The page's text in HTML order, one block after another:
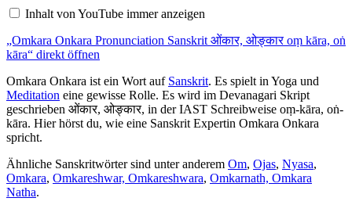
ओंकार,
oṃ
kāra,
kāra“
von
YouTube
anzeigen
Inhalt von YouTube immer anzeigen
„Omkara Onkara Pronunciation Sanskrit ओंकार, ओङ्कार oṃ kāra, oṅ
kāra“ direkt öffnen
Omkara Onkara ist ein Wort auf Sanskrit. Es spielt in Yoga und
Meditation eine gewisse Rolle. Es wird im Devanagari Skript
geschrieben ओंकार, ओङ्कार, in der IAST Schreibweise oṃ-kāra, oṅ-
kāra. Hier hörst du, wie eine Sanskrit Expertin Omkara Onkara
spricht.
Ähnliche Sanskritwörter sind unter anderem Om, Ojas, Nyasa,
Omkara, Omkareshwar, Omkareshwara, Omkarnath, Omkara
Natha.